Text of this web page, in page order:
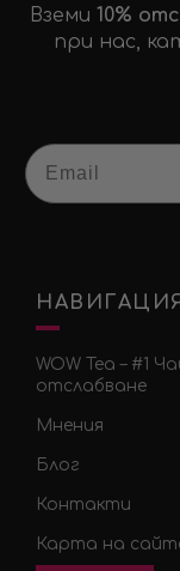
Вземи 10%
при нас,
Email
НАВИГАЦИЯ
WOW Tea – #1
отслабване
Мнения
Блог
Контакти
Карта на